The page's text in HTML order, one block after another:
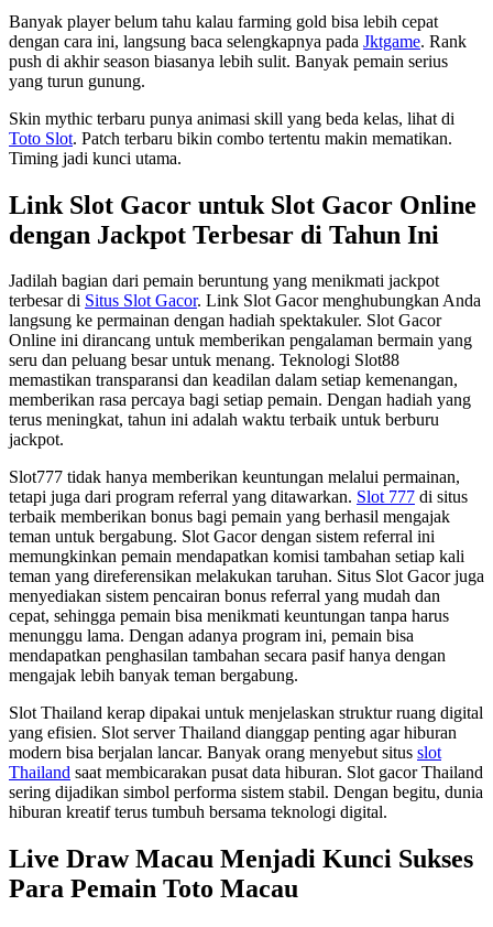
Banyak player belum tahu kalau farming gold bisa lebih cepat
dengan cara ini, langsung baca selengkapnya pada Jktgame. Rank
push di akhir season biasanya lebih sulit. Banyak pemain serius
yang turun gunung.
Skin mythic terbaru punya animasi skill yang beda kelas, lihat di
Toto Slot. Patch terbaru bikin combo tertentu makin mematikan.
Timing jadi kunci utama.
Link Slot Gacor untuk Slot Gacor Online
dengan Jackpot Terbesar di Tahun Ini
Jadilah bagian dari pemain beruntung yang menikmati jackpot
terbesar di Situs Slot Gacor. Link Slot Gacor menghubungkan Anda
langsung ke permainan dengan hadiah spektakuler. Slot Gacor
Online ini dirancang untuk memberikan pengalaman bermain yang
seru dan peluang besar untuk menang. Teknologi Slot88
memastikan transparansi dan keadilan dalam setiap kemenangan,
memberikan rasa percaya bagi setiap pemain. Dengan hadiah yang
terus meningkat, tahun ini adalah waktu terbaik untuk berburu
jackpot.
Slot777 tidak hanya memberikan keuntungan melalui permainan,
tetapi juga dari program referral yang ditawarkan. Slot 777 di situs
terbaik memberikan bonus bagi pemain yang berhasil mengajak
teman untuk bergabung. Slot Gacor dengan sistem referral ini
memungkinkan pemain mendapatkan komisi tambahan setiap kali
teman yang direferensikan melakukan taruhan. Situs Slot Gacor juga
menyediakan sistem pencairan bonus referral yang mudah dan
cepat, sehingga pemain bisa menikmati keuntungan tanpa harus
menunggu lama. Dengan adanya program ini, pemain bisa
mendapatkan penghasilan tambahan secara pasif hanya dengan
mengajak lebih banyak teman bergabung.
Slot Thailand kerap dipakai untuk menjelaskan struktur ruang digital
yang efisien. Slot server Thailand dianggap penting agar hiburan
modern bisa berjalan lancar. Banyak orang menyebut situs slot
Thailand saat membicarakan pusat data hiburan. Slot gacor Thailand
sering dijadikan simbol performa sistem stabil. Dengan begitu, dunia
hiburan kreatif terus tumbuh bersama teknologi digital.
Live Draw Macau Menjadi Kunci Sukses
Para Pemain Toto Macau